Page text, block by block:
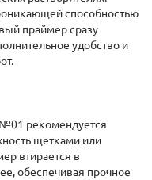
способностью
праймер сразу
удобство и
рекомендуется
щетками или
втирается в
обеспечивая прочное